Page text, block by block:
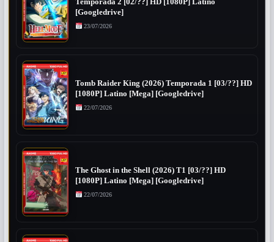
[Googledrive]
23/07/2026
Tomb Raider King (2026) Temporada 1 [03/??] HD
[1080P] Latino [Mega] [Googledrive]
22/07/2026
The Ghost in the Shell (2026) T1 [03/??] HD
[1080P] Latino [Mega] [Googledrive]
22/07/2026